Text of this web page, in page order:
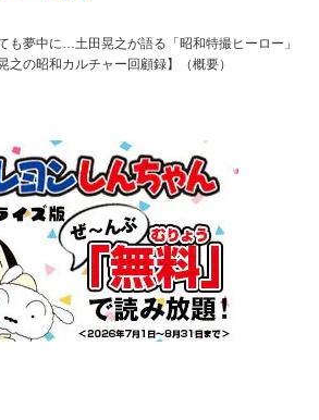
も夢中に…土田晃之が語る「昭和特撮ヒーロー」
の昭和カルチャー回顧録】（概要）